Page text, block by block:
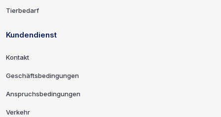
Tierbedarf
Kundendienst
Kontakt
Geschäftsbedingungen
Anspruchsbedingungen
Verkehr